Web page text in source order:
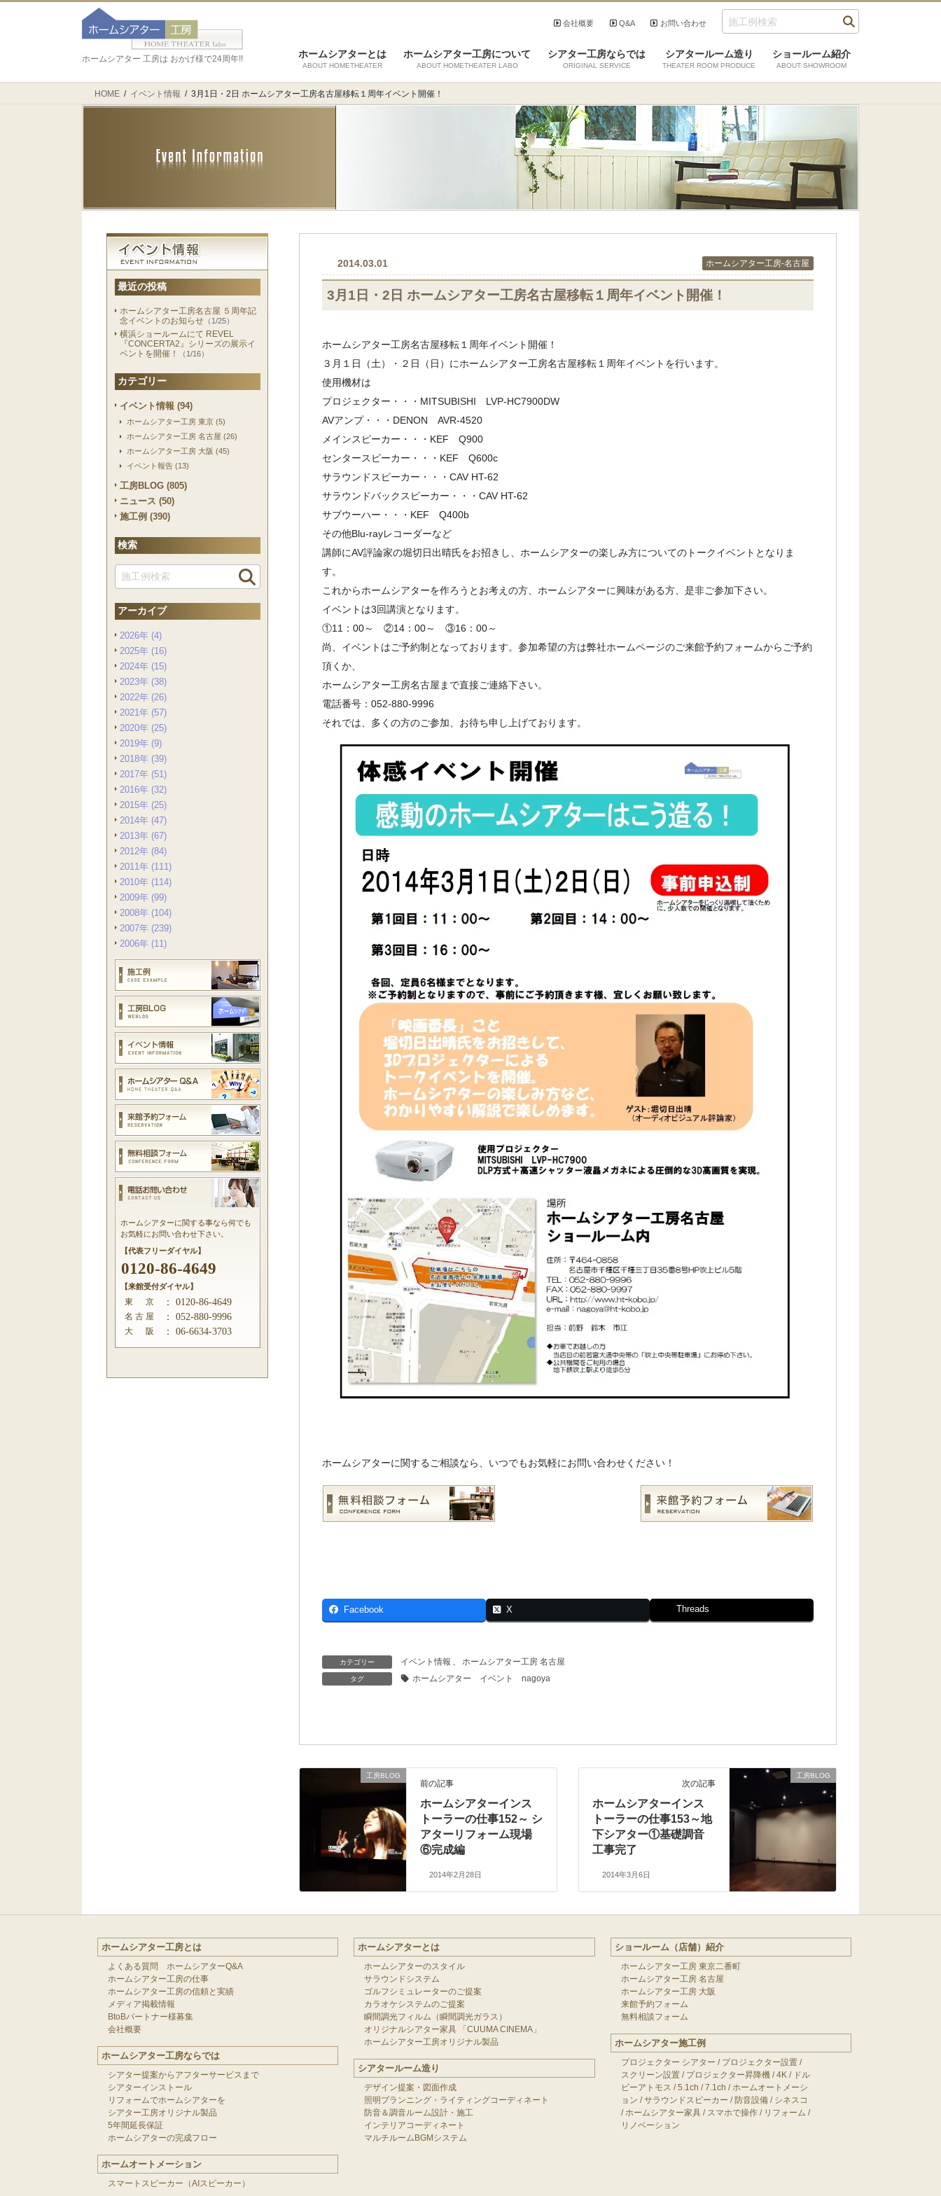
お問い合わせ
Q&A
会社概要
ホームシアター 工房は おかげ様で24周年!! ホームシアターとは
ABOUT HOMETHEATER
ホームシアター工房について
ABOUT HOMETHEATER LABO
シアター工房ならでは
ORIGINAL SERVICE
シアタールーム造り
THEATER ROOM PRODUCE
ショールーム紹介
ABOUT SHOWROOM
HOME イベント情報 3月1日・2日 ホームシアター工房名古屋移転１周年イベント開催！
最近の投稿
ホームシアター工房名古屋 ５周年記
念イベントのお知らせ（1/25）
横浜ショールームにて REVEL
『CONCERTA2』シリーズの展示イ
ベントを開催！
（1/16）
カテゴリー
イベント情報 (94)
ホームシアター工房 東京 (5)
ホームシアター工房 名古屋 (26)
ホームシアター工房 大阪 (45)
イベント報告 (13)
工房BLOG (805)
ニュース (50)
施工例 (390)
検索
アーカイブ
2026年 (4)
2025年 (16)
2024年 (15)
2023年 (38)
2022年 (26)
2021年 (57)
2020年 (25)
2019年 (9)
2018年 (39)
2017年 (51)
2016年 (32)
2015年 (25)
2014年 (47)
2013年 (67)
2012年 (84)
2011年 (111)
2010年 (114)
2009年 (99)
2008年 (104)
2007年 (239)
2006年 (11)
ホームシアターに関する事なら何でも
お気軽にお問い合わせ下さい。
【代表フリーダイヤル】
0120-86-4649
【来館受付ダイヤル】
東 京 ： 0120-86-4649
名 古 屋 ： 052-880-9996
大 阪 ： 06-6634-3703
2014.03.01 ホームシアター工房-名古屋
3月1日・2日 ホームシアター工房名古屋移転１周年イベント開催！
ホームシアター工房名古屋移転１周年イベント開催！
３月１日（土）・２日（日）にホームシアター工房名古屋移転１周年イベントを行います。
使用機材は
プロジェクター・・・MITSUBISHI LVP-HC7900DW
AVアンプ・・・DENON AVR-4520
メインスピーカー・・・KEF Q900
センタースピーカー・・・KEF Q600c
サラウンドスピーカー・・・CAV HT-62
サラウンドバックスピーカー・・・CAV HT-62
サブウーハー・・・KEF Q400b
その他Blu-rayレコーダーなど
講師にAV評論家の堀切日出晴氏をお招きし、ホームシアターの楽しみ方についてのトークイベントとなりま
す。
これからホームシアターを作ろうとお考えの方、ホームシアターに興味がある方、是非ご参加下さい。
イベントは3回講演となります。
①11：00～ ②14：00～ ③16：00～
尚、イベントはご予約制となっております。参加希望の方は弊社ホームページのご来館予約フォームからご予約
頂くか、
ホームシアター工房名古屋まで直接ご連絡下さい。
電話番号：052-880-9996
それでは、多くの方のご参加、お待ち申し上げております。
ホームシアターに関するご相談なら、いつでもお気軽にお問い合わせください！
Facebook X Threads
カテゴリー イベント情報 、 ホームシアター工房 名古屋
タグ ホームシアター イベント nagoya
工房BLOG
前の記事
ホームシアターインス
トーラーの仕事152～ シ
アターリフォーム現場
⑥完成編
2014年2月28日
工房BLOG
次の記事
ホームシアターインス
トーラーの仕事153～地
下シアター①基礎調音
工事完了
2014年3月6日
ホームシアター工房とは
よくある質問 ホームシアターQ&A
ホームシアター工房の仕事
ホームシアター工房の信頼と実績
メディア掲載情報
BtoBパートナー様募集
会社概要
ホームシアター工房ならでは
シアター提案からアフターサービスまで
シアターインストール
リフォームでホームシアターを
シアター工房オリジナル製品
5年間延長保証
ホームシアターの完成フロー
ホームオートメーション
スマートスピーカー（AIスピーカー）
ホームシアターとは
ホームシアターのスタイル
サラウンドシステム
ゴルフシミュレーターのご提案
カラオケシステムのご提案
瞬間調光フィルム（瞬間調光ガラス）
オリジナルシアター家具 「CUUMA CINEMA」
ホームシアター工房オリジナル製品
シアタールーム造り
デザイン提案・図面作成
照明プランニング・ライティングコーディネート
防音＆調音ルーム設計・施工
インテリアコーディネート
マルチルームBGMシステム
ショールーム（店舗）紹介
ホームシアター工房 東京二番町
ホームシアター工房 名古屋
ホームシアター工房 大阪
来館予約フォーム
無料相談フォーム
ホームシアター施工例
プロジェクター シアター / プロジェクター設置/
スクリーン設置/ プロジェクター昇降機/4K/ ドル
ビーアトモス /5.1ch /7.1ch /ホームオートメーシ
ョン /サラウンドスピーカー / 防音設備/ シネスコ
/ホームシアター家具/ スマホで操作/ リフォーム /
リノベーション